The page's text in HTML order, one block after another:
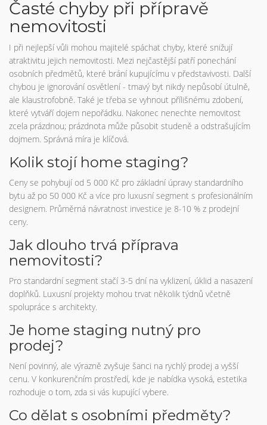
Časté chyby při přípravě
nemovitosti
I při nejlepší vůli mohou majitelé spáchat chyby, které snižují
atraktivitu jejich nemovitosti. Mezi nejčastější patří ponechání
osobních předmětů, které brání kupujícímu v představivosti. Další
chybou je ignorování osvětlení - tmavý byt nikdy nepůsobí útulně,
ale klaustrofobně. Také je třeba se vyhnout přílišnému zdobení,
které vytváří dojem nepořádku. Nakonec nenechte nemovitost
zcela prázdnou; prázdnota může působit studeně a odstrašujícím
dojmem. Správná míra je klíčová.
Kolik stojí home staging?
Ceny se pohybují od 5 000 Kč pro základní úpravy standardního
bytu až po 50 000 Kč a více pro luxusní segment s profesionálním
designem. Průměrná návratnost investice je 8-10 % z prodejní
ceny.
Jak dlouho trvá příprava
nemovitosti?
Pro standardní segment stačí 3-5 dní na vyklizení, úklid a nasazení
doplňků. Luxusní projekty mohou trvat několik týdnů včetně
spolupráce s architekty.
Je home staging nutný pro
prodej?
Není povinný, ale výrazně zvyšuje šanci na rychlý prodej a vyšší
cenu. V konkurenčním prostředí, kde je nabídka vysoká, estetika
rozhoduje o tom, zda si vás kupující vybere.
Co dělat s osobními předměty?